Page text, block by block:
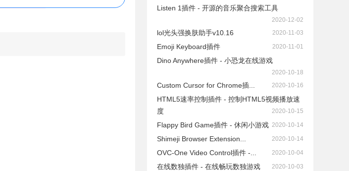
Listen 1插件 - 开源的音乐聚合搜索工具
2020-12-02
lol光头强换肤助手v10.16 2020-11-03
Emoji Keyboard插件 2020-11-01
Dino Anywhere插件 - 小恐龙在线游戏
2020-10-18
Custom Cursor for Chrome插... 2020-10-16
HTML5速率控制插件 - 控制HTML5视频播放速
度
2020-10-15
Flappy Bird Game插件 - 休闲小游戏 2020-10-14
Shimeji Browser Extension... 2020-10-14
OVC-One Video Control插件 -... 2020-10-04
在线数独插件 - 在线畅玩数独游戏 2020-10-03